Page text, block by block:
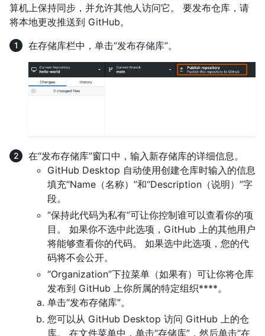
算机上保持同步，并允许其他人访问它。 要发布仓库，请
将本地更改推送到 GitHub。
在存储库栏中，单击“发布存储库”。
在“发布存储库”窗口中，输入新存储库的详细信息。
GitHub Desktop 自动使用创建仓库时输入的信息
填充“Name（名称）”和“Description（说明）”字
段。
“保持此代码为私有”可让你控制谁可以查看你的项
目。 如果你不选中此选项，GitHub 上的其他用户
将能够查看你的代码。 如果选中此选项，您的代
码将不会公开。
“Organization”下拉菜单（如果有）可让你将仓库
发布到 GitHub 上你所属的特定组织****。
单击“发布存储库”。
您可以从 GitHub Desktop 访问 GitHub 上的仓
库。 在文件菜单中，单击“存储库”，然后单击“在